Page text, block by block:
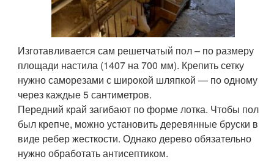
Изготавливается сам решетчатый пол – по размеру
площади настила (1407 на 700 мм). Крепить сетку
нужно саморезами с широкой шляпкой — по одному
через каждые 5 сантиметров.
Передний край загибают по форме лотка. Чтобы пол
был крепче, можно установить деревянные бруски в
виде ребер жесткости. Однако дерево обязательно
нужно обработать антисептиком.